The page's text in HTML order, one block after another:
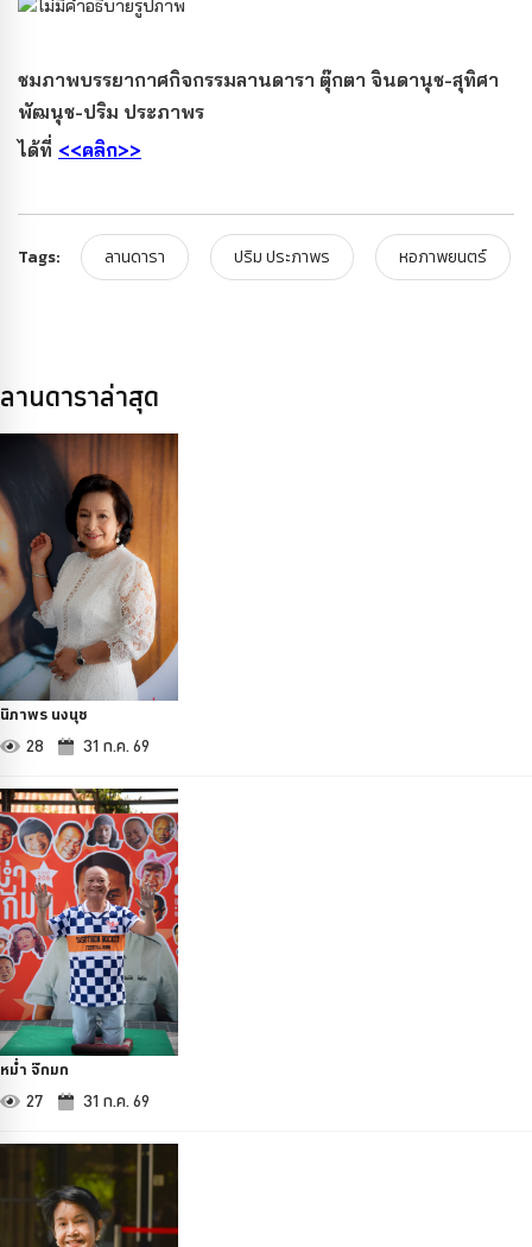
ชมภาพบรรยากาศกิจกรรมลานดารา ตุ๊กตา จินดานุช-สุทิศา
พัฒนุช-ปริม ประภาพร
ได้ที่ <<คลิก>>
Tags: ลานดารา ปริม ประภาพร หอภาพยนตร์
ลานดาราล่าสุด
นิภาพร นงนุช
28 31 ก.ค. 69
หม่ำ จ๊กมก
27 31 ก.ค. 69